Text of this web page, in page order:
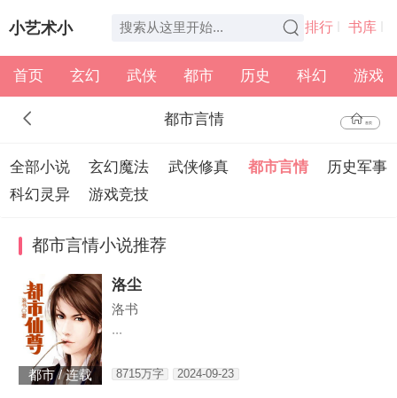
小艺术小
说
排行 书库
全本 书架
首页 玄幻 武侠 都市 历史 科幻 游戏
都市言情 首页
全部小说 玄幻魔法 武侠修真 都市言情
历史军事
科幻灵异
游戏竞技
都市言情小说推荐
都市 / 连载
洛尘
洛书
...
8715万字 2024-09-23